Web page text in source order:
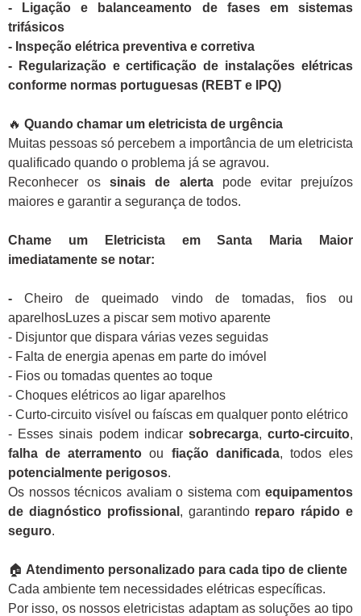
- Ligação e balanceamento de fases em sistemas
trifásicos
- Inspeção elétrica preventiva e corretiva
- Regularização e certificação de instalações elétricas
conforme normas portuguesas (REBT e IPQ)
🔥 Quando chamar um eletricista de urgência
Muitas pessoas só percebem a importância de um eletricista
qualificado quando o problema já se agravou.
Reconhecer ossinais de alertapode evitar prejuízos
maiores e garantir a segurança de todos.
Chame um Eletricista em Santa Maria Maior
imediatamente se notar:
-Cheiro de queimado vindo de tomadas, fios ou
aparelhosLuzes a piscar sem motivo aparente
- Disjuntor que dispara várias vezes seguidas
- Falta de energia apenas em parte do imóvel
- Fios ou tomadas quentes ao toque
- Choques elétricos ao ligar aparelhos
- Curto-circuito visível ou faíscas em qualquer ponto elétrico
- Esses sinais podem indicar sobrecarga,curto-circuito,
falha de aterramento ou fiação danificada, todos eles
potencialmente perigosos.
Os nossos técnicos avaliam o sistema com equipamentos
de diagnóstico profissional , garantindo reparo rápido e
seguro.
🏠 Atendimento personalizado para cada tipo de cliente
Cada ambiente tem necessidades elétricas específicas.
Por isso, os nossos eletricistas adaptam as soluções ao tipo